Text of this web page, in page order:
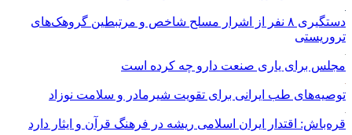
دستگیری ۸ نفر از اشرار مسلح شاخص و مرتبطین گروهک‌های
تروریستی
مجلس برای یاری صنعت دارو چه کرده است
توصیه‌های طب ایرانی برای تقویت شیرمادر و سلامت نوزاد
قره‌باش: اقتدار ایران اسلامی ریشه در فرهنگ قرآن و ایثار دارد